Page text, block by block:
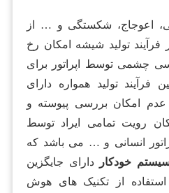
اعوجاج، شکستگی و … از
تولید شیشه امکان رخ
چشمی توسط اپراتور برای
تولید همواره دارای
امکان بررسی پیوسته و
رویت تمامی ایراد توسط
انسانی و … می باشد که
خودکار
دارای جایگزین
از تکنیک های هوش